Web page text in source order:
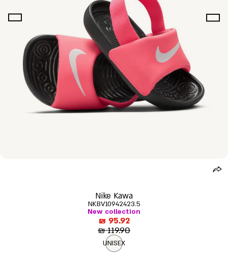
Nike Kawa
NKBV10942423.5
New collection
מחיר
מוצר
95.92 ₪
מחיר
רגיל
119.90 ₪
UNISEX